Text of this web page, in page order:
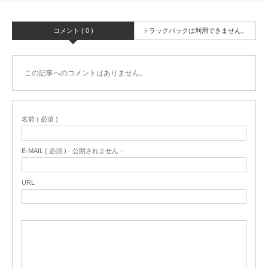
コメント ( 0 ) トラックバックは利用できません。
この記事へのコメントはありません。
名前 ( 必須 )
E-MAIL ( 必須 ) - 公開されません -
URL